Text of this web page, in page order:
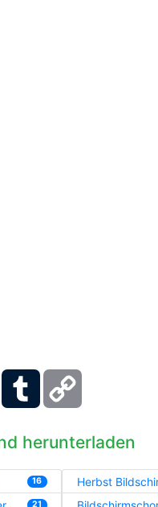
Viber Tumblr
herunterladen
16
21
Herbst